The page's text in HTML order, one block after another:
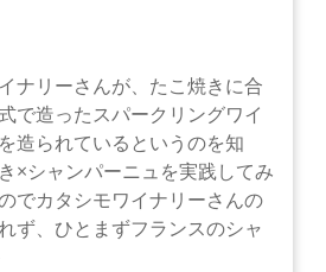
ナリーさんが、たこ焼きに合
で造ったスパークリングワイ
造られているというのを知
×シャンパーニュを実践してみ
でカタシモワイナリーさんの
ず、ひとまずフランスのシャ